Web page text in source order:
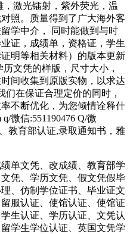
激光镭射，紫外荧光，温
照。质量得到了广大海外客
学中介， 同时能做到与时
证，成绩单，资格证，学生
明等相关材料）的版本更新
文凭的样版，尺寸大小，
间收集到原版实物，以求达
在保证合理定价的同时，
不断优化，为您倾情诠释什
微信:551190476 Q/微
教育部认证,录取通知书，雅
单文凭、改成绩、教育部学
凭、学历文凭、假文凭假毕
、仿制学位证书、毕业证文
服认证、使馆认证、使馆证
生认证、学历认证、文凭认
学生学位认证、英国文凭学